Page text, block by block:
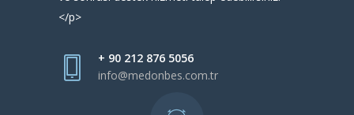
</p>
+ 90 212 876 5056
info@medonbes.com.tr